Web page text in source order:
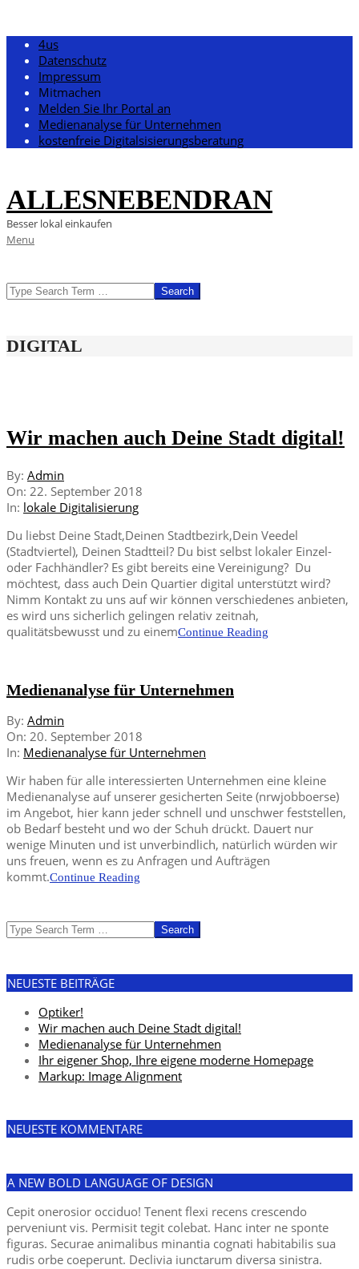
Skip
content
4us
Datenschutz
Impressum
Mitmachen
Melden Sie Ihr Portal an
Medienanalyse für Unternehmen
kostenfreie Digitalsisierungsberatung
ALLESNEBENDRAN
Besser lokal einkaufen
Primary
Menu
SEARCH
DIGITAL
Wir machen auch Deine Stadt digital!
2018-
09-
22
By: Admin
On: 22. September 2018
In: lokale Digitalisierung
Du liebst Deine Stadt,Deinen Stadtbezirk,Dein Veedel
(Stadtviertel), Deinen Stadtteil? Du bist selbst lokaler Einzel-
oder Fachhändler? Es gibt bereits eine Vereinigung? Du
möchtest, dass auch Dein Quartier digital unterstützt wird?
Nimm Kontakt zu uns auf wir können verschiedenes anbieten,
es wird uns sicherlich gelingen relativ zeitnah,
qualitätsbewusst und zu einemContinue Reading
Medienanalyse für Unternehmen
2018-
09-
20
By: Admin
On: 20. September 2018
In: Medienanalyse für Unternehmen
Wir haben für alle interessierten Unternehmen eine kleine
Medienanalyse auf unserer gesicherten Seite (nrwjobboerse)
im Angebot, hier kann jeder schnell und unschwer feststellen,
ob Bedarf besteht und wo der Schuh drückt. Dauert nur
wenige Minuten und ist unverbindlich, natürlich würden wir
uns freuen, wenn es zu Anfragen und Aufträgen
kommt.Continue Reading
Search
NEUESTE BEITRÄGE
Optiker!
Wir machen auch Deine Stadt digital!
Medienanalyse für Unternehmen
Ihr eigener Shop, Ihre eigene moderne Homepage
Markup: Image Alignment
NEUESTE KOMMENTARE
A NEW BOLD LANGUAGE OF DESIGN
Cepit onerosior occiduo! Tenent flexi recens crescendo
perveniunt vis. Permisit tegit colebat. Hanc inter ne sponte
figuras. Securae animalibus minantia cognati habitabilis sua
rudis orbe coeperunt. Declivia iunctarum diversa sinistra.